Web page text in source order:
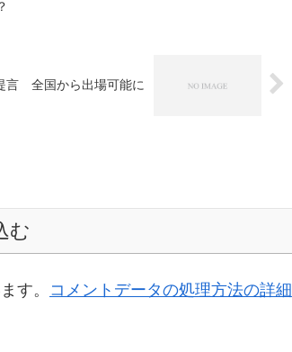
言 全国から出場可能に
む
す。
コメントデータの処理方法の詳細